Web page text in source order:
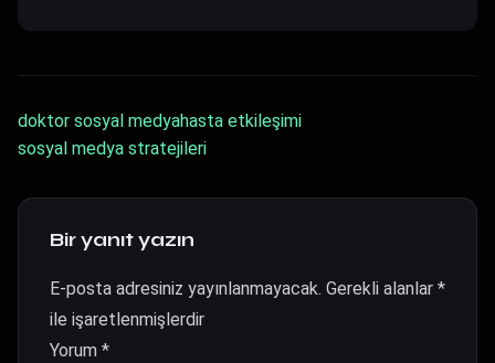
doktor sosyal medyahasta etkileşimi
sosyal medya stratejileri
Bir yanıt yazın
E-posta adresiniz yayınlanmayacak. Gerekli alanlar *
ile işaretlenmişlerdir
Yorum *